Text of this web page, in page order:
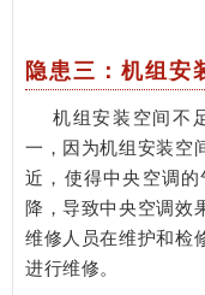
隐患三：机组安
机组安装空间不
一，因为机组安装空
近，使得中央空调
降，导致中央空调效
维修人员在维护和检
进行维修。